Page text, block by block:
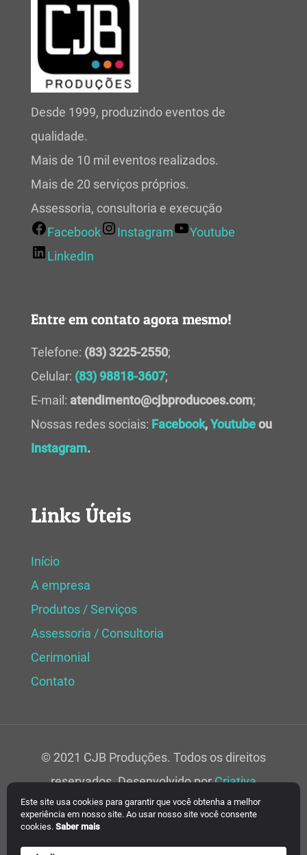
Este site usa cookies para garantir que você obtenha a melhor
experiência em nosso site. Ao usar nosso site você consente
cookies. Saber mais
Desde 1999, produzindo eventos de
qualidade.
Mais de 10 mil eventos realizados.
Mais de 20 serviços próprios.
Assessoria, consultoria e execução
Facebook
Instagram
Youtube
LinkedIn
Entre em contato agora mesmo!
Telefone: (83) 3225-2550;
Celular: (83) 98818-3607;
E-mail: atendimento@cjbproducoes.com;
Nossas redes sociais: Facebook,Youtubeou
Instagram.
Links Úteis
Início
A empresa
Produtos / Serviços
Assessoria / Consultoria
Cerimonial
Contato
© 2021 CJB Produções. Todos os direitos
reservados. Desenvolvido porCriativa
Soluções Web.